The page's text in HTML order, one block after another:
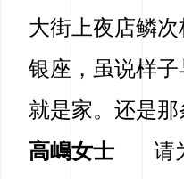
大街上夜店鳞
银座，虽说样
就是家。还是
高嶋女士
请